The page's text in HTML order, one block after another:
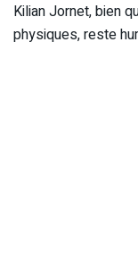
Kilian Jornet, bien
physiques, reste